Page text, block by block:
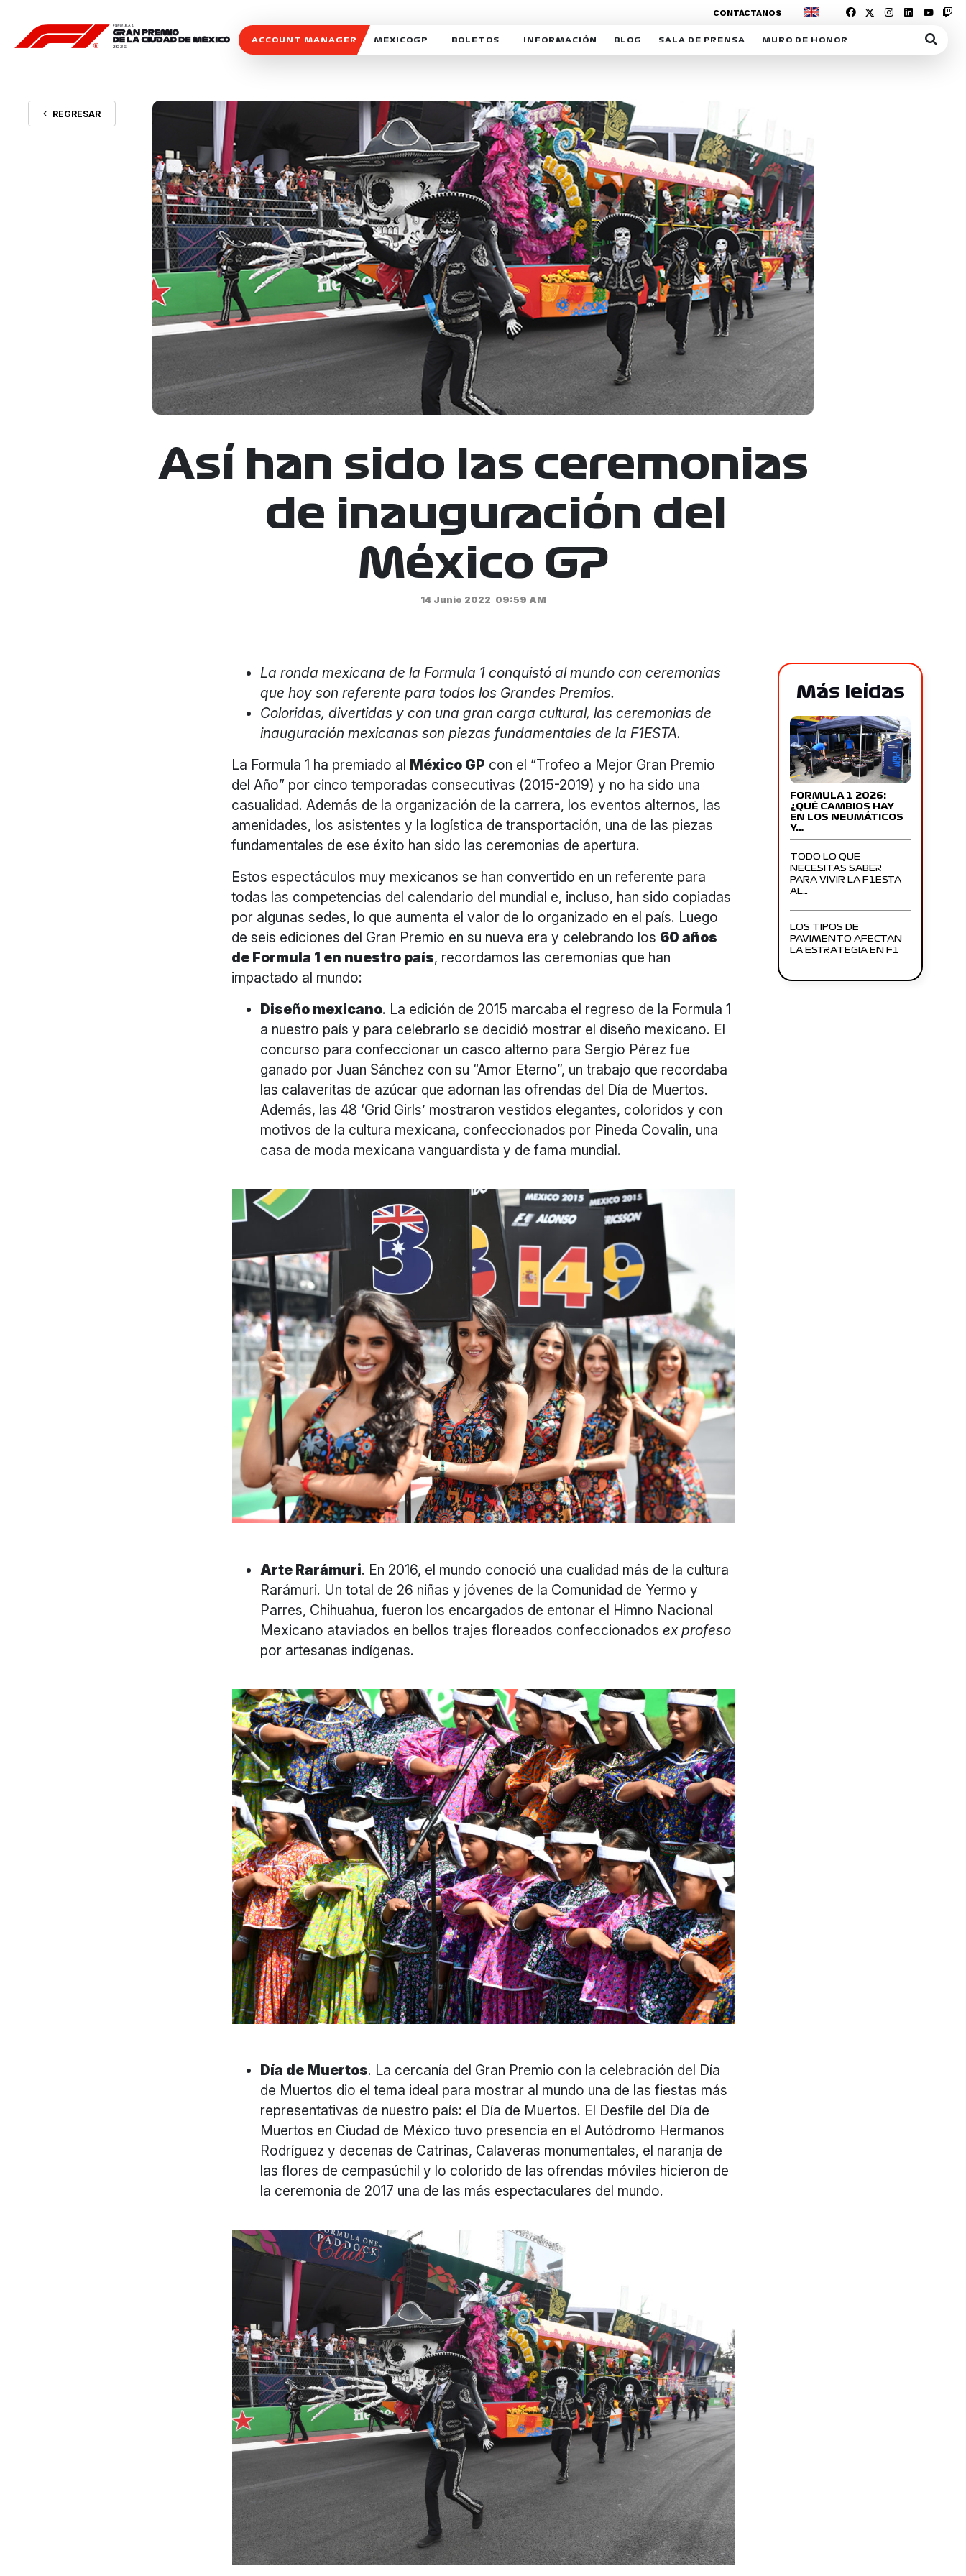
ACCOUNT MANAGER MEXICOGP
SOSTENIBILIDAD
CELEBRA CON NOSOTROS
BOLETOS INFORMACIÓN
DERECHO DE PRIMERA OPCIÓN
REFORESTEMOS JUNTOS
MOTORSPORT ACADEMY
VOLUNTARIOS
EXPOSICIÓN FOTOGRÁFICA
CAMPEONATO
PATROCINADORES
LEGALES TICKETMASTER
BLOG
MEXICOGP
INTERACTIVOS
SALA DE PRENSA
ACREDITACIONES
MURO DE HONOR
CONTÁCTANOS
REGRESAR
Así han sido las ceremonias
de inauguración del
México GP
14 Junio 2022 09:59 AM
La ronda mexicana de la Formula 1 conquistó al mundo con ceremonias
que hoy son referente para todos los Grandes Premios.
Coloridas, divertidas y con una gran carga cultural, las ceremonias de
inauguración mexicanas son piezas fundamentales de la F1ESTA.
La Formula 1 ha premiado al México GP con el “Trofeo a Mejor Gran Premio
del Año” por cinco temporadas consecutivas (2015-2019) y no ha sido una
casualidad. Además de la organización de la carrera, los eventos alternos, las
amenidades, los asistentes y la logística de transportación, una de las piezas
fundamentales de ese éxito han sido las ceremonias de apertura.
Estos espectáculos muy mexicanos se han convertido en un referente para
todas las competencias del calendario del mundial e, incluso, han sido copiadas
por algunas sedes, lo que aumenta el valor de lo organizado en el país. Luego
de seis ediciones del Gran Premio en su nueva era y celebrando los 60 años
de Formula 1 en nuestro país, recordamos las ceremonias que han
impactado al mundo:
Diseño mexicano. La edición de 2015 marcaba el regreso de la Formula 1
a nuestro país y para celebrarlo se decidió mostrar el diseño mexicano. El
concurso para confeccionar un casco alterno para Sergio Pérez fue
ganado por Juan Sánchez con su “Amor Eterno”, un trabajo que recordaba
las calaveritas de azúcar que adornan las ofrendas del Día de Muertos.
Además, las 48 ‘Grid Girls’ mostraron vestidos elegantes, coloridos y con
motivos de la cultura mexicana, confeccionados por Pineda Covalin, una
casa de moda mexicana vanguardista y de fama mundial.
Arte Rarámuri. En 2016, el mundo conoció una cualidad más de la cultura
Rarámuri. Un total de 26 niñas y jóvenes de la Comunidad de Yermo y
Parres, Chihuahua, fueron los encargados de entonar el Himno Nacional
Mexicano ataviados en bellos trajes floreados confeccionadosex profeso
por artesanas indígenas.
Día de Muertos. La cercanía del Gran Premio con la celebración del Día
de Muertos dio el tema ideal para mostrar al mundo una de las fiestas más
representativas de nuestro país: el Día de Muertos. El Desfile del Día de
Muertos en Ciudad de México tuvo presencia en el Autódromo Hermanos
Rodríguez y decenas de Catrinas, Calaveras monumentales, el naranja de
las flores de cempasúchil y lo colorido de las ofrendas móviles hicieron de
la ceremonia de 2017 una de las más espectaculares del mundo.
Más leídas
FORMULA 1 2026:
¿QUÉ CAMBIOS HAY
EN LOS NEUMÁTICOS
Y…
TODO LO QUE
NECESITAS SABER
PARA VIVIR LA F1ESTA
AL…
LOS TIPOS DE
PAVIMENTO AFECTAN
LA ESTRATEGIA EN F1